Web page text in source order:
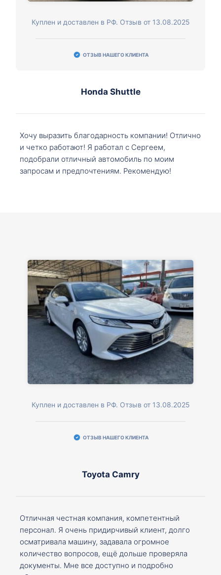
Куплен и доставлен в РФ. Отзыв от 13.08.2025
ОТЗЫВ НАШЕГО КЛИЕНТА
Honda Shuttle
Хочу выразить благодарность компании! Отлично
и четко работают! Я работал с Сергеем,
подобрали отличный автомобиль по моим
запросам и предпочтениям. Рекомендую!
Куплен и доставлен в РФ. Отзыв от 13.08.2025
ОТЗЫВ НАШЕГО КЛИЕНТА
Toyota Camry
Отличная честная компания, компетентный
персонал. Я очень придирчивый клиент, долго
осматривала машину, задавала огромное
количество вопросов, ещё дольше проверяла
документы. Мне все доступно и подробно